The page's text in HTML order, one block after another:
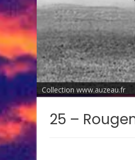
Collection www.auzeau.fr
25 –